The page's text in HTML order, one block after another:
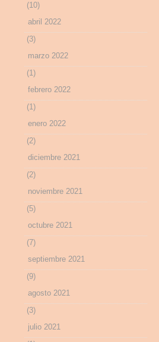
(10)
abril 2022
(3)
marzo 2022
(1)
febrero 2022
(1)
enero 2022
(2)
diciembre 2021
(2)
noviembre 2021
(5)
octubre 2021
(7)
septiembre 2021
(9)
agosto 2021
(3)
julio 2021